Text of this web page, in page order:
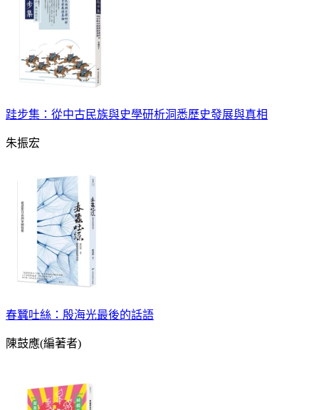
跬步集：從中古民族與史學研析洞悉歷史發展與真相
朱振宏
春蠶吐絲：殷海光最後的話語
陳鼓應(編著者)